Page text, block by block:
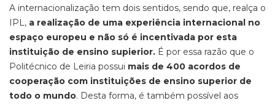
A internacionalização tem dois sentidos, sendo que, realça o
IPL, a realização de uma experiência internacional no
espaço europeu e não só é incentivada por esta
instituição de ensino supierior. É por essa razão que o
Politécnico de Leiria possui mais de 400 acordos de
cooperação com instituições de ensino superior de
todo o mundo. Desta forma, é também possível aos